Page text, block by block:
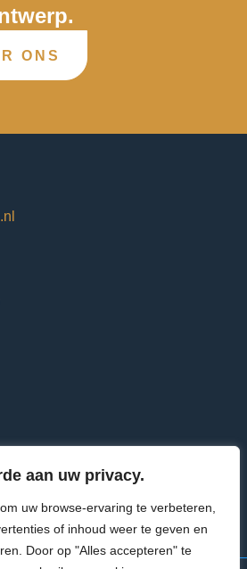
aan uw privacy.
uw browse-ervaring te verbeteren,
of inhoud weer te geven en
Door op "Alles accepteren" te
ONS